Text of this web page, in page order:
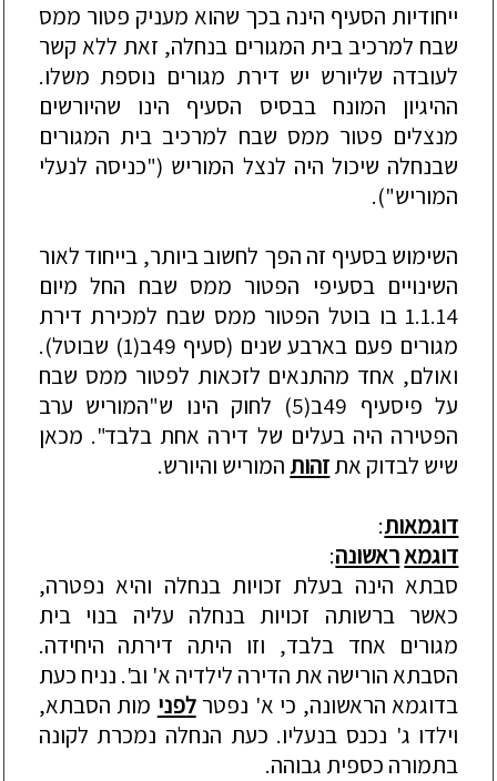
ייחודיות הסעיף הינה בכך שהוא מעניק פטור ממס
שבח למרכיבבית המגורים בנחלה, זאת ללא קשר
לעובדה שליורש יש דירת מגורים נוספת משלו.
ההיגיון המונחבבסיס הסעיף הינו שהיורשים
מנצלים פטור ממס שבח למרכיבבית המגורים
שבנחלה שיכול היה לנצל המוריש ("כניסה לנעלי
המוריש").
השימושבסעיף זה הפך לחשובביותר, בייחוד לאור
השינוייםבסעיפי הפטור ממס שבח החל מיום
1.1.14 בו בוטל הפטור ממס שבח למכירת דירת
מגורים פעם בארבע שנים (סעיף 49ב(1) שבוטל).
ואולם, אחד מהתנאים לזכאות לפטור ממס שבח
על פיסעיף 49ב(5) לחוק הינו ש"המוריש ערב
הפטירה היהבעלים של דירה אחתבלבד". מכאן
שיש לבדוק אתזהותהמוריש והיורש.
דוגמאות:
דוגמאראשונה:
סבתא הינה בעלת זכויותבנחלה והיא נפטרה,
כאשרברשותה זכויות בנחלה עליה בנויבית
מגורים אחדבלבד, וזו היתה דירתה היחידה.
הסבתאהורישה את הדירה לילדיה א' וב'. נניח כעת
בדוגמא הראשונה, כי א' נפטרלפני מות הסבתא,
וילדו ג' נכנס בנעליו. כעת הנחלה נמכרת לקונה
בתמורה כספית גבוהה.